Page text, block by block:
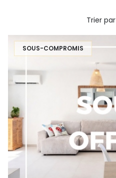
Trier par
SOUS-COMPROMIS